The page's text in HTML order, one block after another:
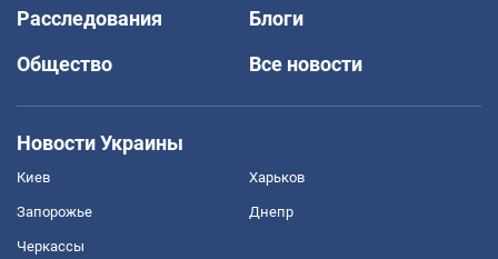
Расследования
Блоги
Общество
Все новости
Новости Украины
Киев Харьков
Запорожье Днепр
Черкассы